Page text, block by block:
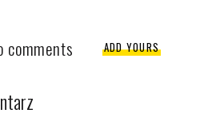
comments ADD YOURS